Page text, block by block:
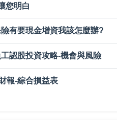
您明白
有要現金增資我該怎麼辦?
認股投資攻略-機會與風險
報-綜合損益表